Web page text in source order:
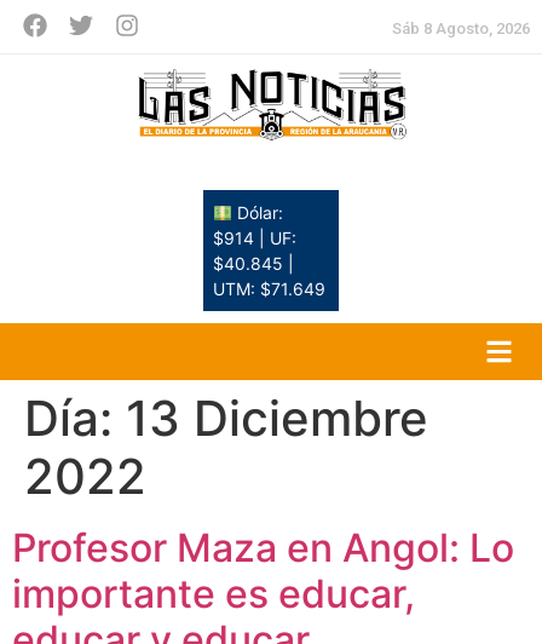
Sáb 8 Agosto, 2026
Dólar:
$914 | UF:
$40.845 |
UTM: $71.649
Día: 13 Diciembre
2022
Profesor Maza en Angol: Lo
importante es educar,